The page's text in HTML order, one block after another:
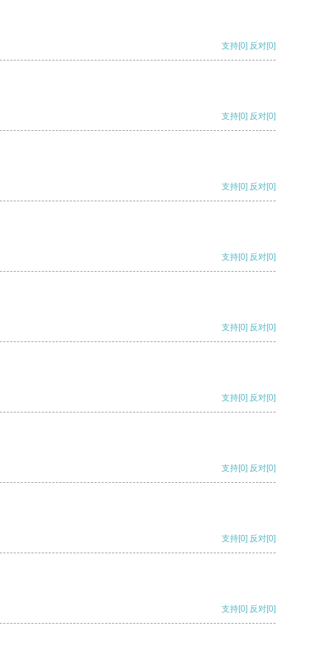
支持[0] 反对[0]
支持[0] 反对[0]
支持[0] 反对[0]
支持[0] 反对[0]
支持[0] 反对[0]
支持[0] 反对[0]
支持[0] 反对[0]
支持[0] 反对[0]
支持[0] 反对[0]